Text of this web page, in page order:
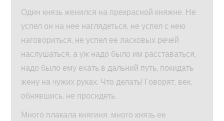
Один князь женился на прекрасной княжне. Не
успел он на нее наглядеться, не успел с нею
наговориться, не успел ее ласковых речей
наслушаться, а уж надо было им расставаться,
надо было ему ехать в дальний путь, покидать
жену на чужих руках. Что делать! Говорят, век,
обнявшись, не просидеть.
Много плакала княгиня, много князь ее